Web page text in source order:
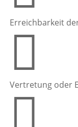
Erreichbarkeit

Vertretung oder
